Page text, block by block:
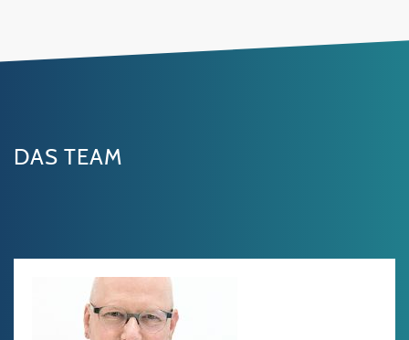
DAS TEAM